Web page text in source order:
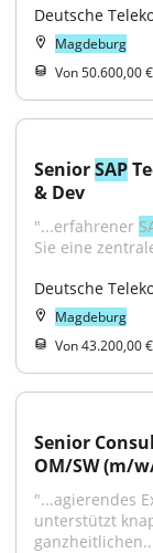
Deutsche
Magdeburg
Von 50.600,00
Senior SAP
& Dev
"...erfahrener
Sie eine
Deutsche
Magdeburg
Von 43.200,00
Senior
OM/SW (m/
"...agierendes
unterstützt